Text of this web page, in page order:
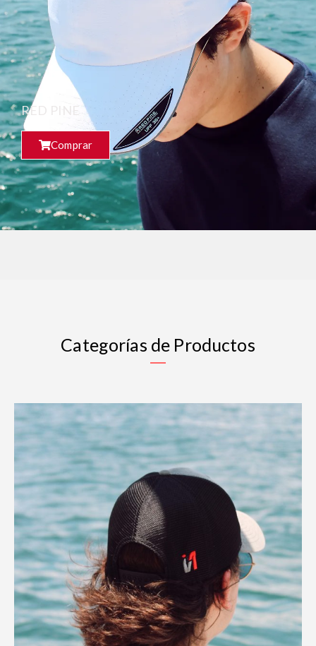
RED PINE
Comprar
Categorías de Productos